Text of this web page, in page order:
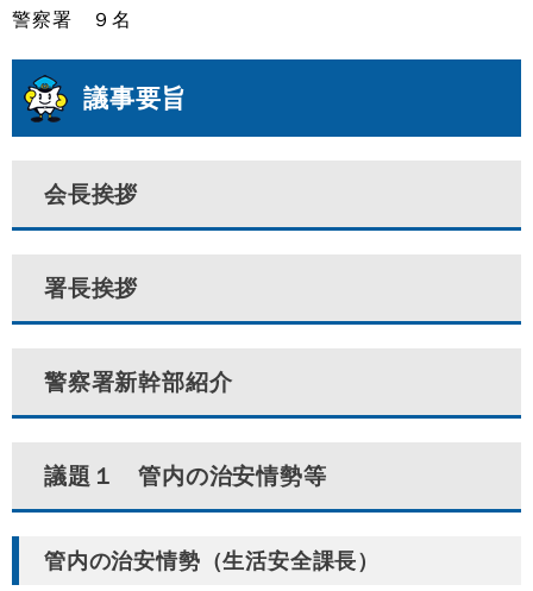
警察署 ９名
議事要旨
会長挨拶
署長挨拶
警察署新幹部紹介
議題１ 管内の治安情勢等
管内の治安情勢（生活安全課長）